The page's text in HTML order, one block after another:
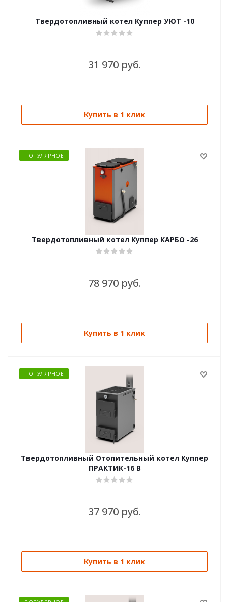
Твердотопливный котел Куппер УЮТ -10
31 970 руб.
Купить в 1 клик
ПОПУЛЯРНОЕ
Твердотопливный котел Куппер КАРБО -26
78 970 руб.
Купить в 1 клик
ПОПУЛЯРНОЕ
Твердотопливный Отопительный котел Куппер
ПРАКТИК-16 В
37 970 руб.
Купить в 1 клик